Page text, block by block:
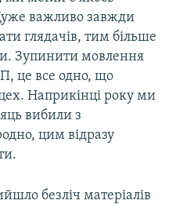
важливо завжди
глядачів, тим більше
Зупинити мовлення
це все одно, що
Наприкінці року ми
вибили з
цим відразу
безліч матеріалів